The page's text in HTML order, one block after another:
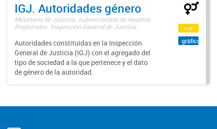
IGJ. Autoridades género
Ministerio de Justicia. Subsecretaría de Asuntos
Registrales. Inspección General de Justicia
Autoridades constituidas en la Inspección
General de Justicia (IGJ) con el agregado del
tipo de sociedad a la que pertenece y el dato
de género de la autoridad.
csv
gráfico